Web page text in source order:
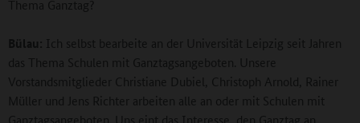
Thema Ganztag?
Bülau: Ich selbst bearbeite an der Universität Leipzig seit Jahren
das Thema Schulen mit Ganztagsangeboten. Unsere
Vorstandsmitglieder Christiane Dubiel, Christoph Arnold, Rainer
Müller und Jens Richter arbeiten alle an oder mit Schulen mit